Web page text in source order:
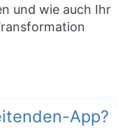
und wie auch Ihr
App?